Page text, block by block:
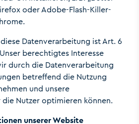
oder Adobe-Flash-Killer-
Datenverarbeitung ist Art. 6
Unser berechtigtes Interesse
durch die Datenverarbeitung
betreffend die Nutzung
und unsere
Nutzer optimieren können.
unserer Website